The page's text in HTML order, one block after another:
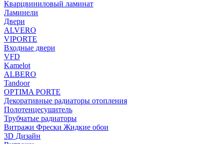
Кварцвиниловый ламинат
Ламинели
Двери
ALVERO
VIPORTE
Входные двери
VFD
Kamelot
ALBERO
Tandoor
OPTIMA PORTE
Декоративные радиаторы отопления
Полотенцесушитель
Трубчатые радиаторы
Витражи Фрески Жидкие обои
3D Дизайн